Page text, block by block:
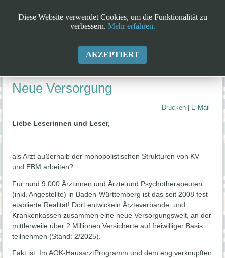
Neue Versorgung
Drucken E-Mail
Liebe Leserinnen und Leser,
als Arzt außerhalb der monopolistischen Strukturen von KV
und EBM arbeiten?
Für rund 9.000 Ärztinnen und Ärzte und Psychotherapeuten
(inkl. Angestellte) in Baden-Württemberg ist das seit 2008 fest
etablierte Realität! Dort entwickeln Ärzteverbände und
Krankenkassen zusammen eine neue Versorgungswelt, an der
mittlerweile über 2 Millionen Versicherte auf freiwilliger Basis
teilnehmen (Stand: 2/2025).
Fakt ist: Im AOK-HausarztProgramm und dem eng verknüpften
Diese Website verwendet Cookies, um die Funktionalität zu
verbessern. Mehr erfahren.
AKZEPTIERT